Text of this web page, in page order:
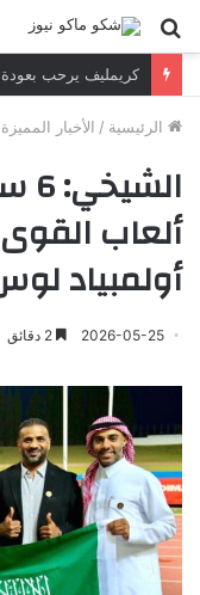
بحث
عن
الرئيسية / الأخبار المميزة
ألعاب
أولمبياد لوس
2026-05-25